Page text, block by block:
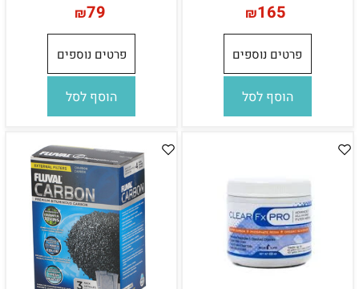
₪165
פרטים נוספים
הוסף לסל
₪79
פרטים נוספים
הוסף לסל